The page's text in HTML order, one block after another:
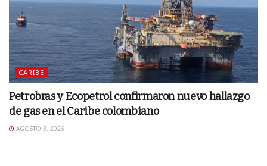
CARIBE
Petrobras y Ecopetrol confirmaron nuevo hallazgo
de gas en el Caribe colombiano
AGOSTO 3, 2026